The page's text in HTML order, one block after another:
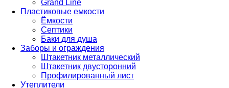
Grand Line
Пластиковые емкости
Ёмкости
Септики
Баки для душа
Заборы и ограждения
Штакетник металлический
Штакетник двусторонний
Профилированный лист
Утеплители